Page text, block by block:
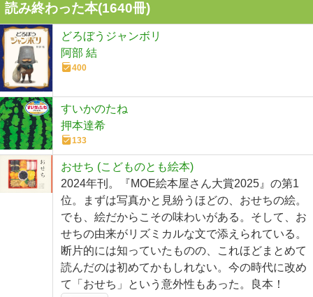
読み終わった本(1640冊)
どろぼうジャンボリ
阿部 結
400
すいかのたね
押本達希
133
おせち (こどものとも絵本)
2024年刊。『MOE絵本屋さん大賞2025』の第1
位。まずは写真かと見紛うほどの、おせちの絵。
でも、絵だからこその味わいがある。そして、お
せちの由来がリズミカルな文で添えられている。
断片的には知っていたものの、これほどまとめて
読んだのは初めてかもしれない。今の時代に改め
て「おせち」という意外性もあった。良本！